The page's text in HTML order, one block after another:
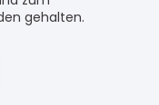
gehalten.